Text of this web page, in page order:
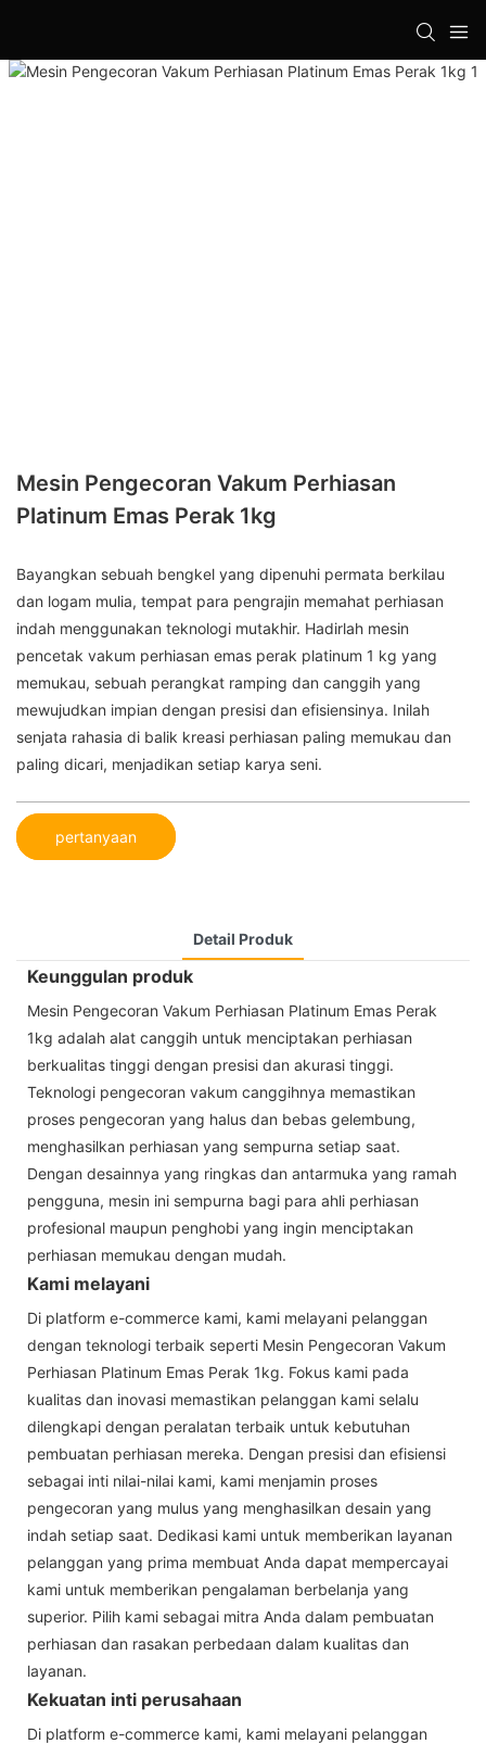
Mesin Pengecoran Vakum Perhiasan
Platinum Emas Perak 1kg
Bayangkan sebuah bengkel yang dipenuhi permata berkilau
dan logam mulia, tempat para pengrajin memahat perhiasan
indah menggunakan teknologi mutakhir. Hadirlah mesin
pencetak vakum perhiasan emas perak platinum 1 kg yang
memukau, sebuah perangkat ramping dan canggih yang
mewujudkan impian dengan presisi dan efisiensinya. Inilah
senjata rahasia di balik kreasi perhiasan paling memukau dan
paling dicari, menjadikan setiap karya seni.
pertanyaan
Detail Produk
Keunggulan produk
Mesin Pengecoran Vakum Perhiasan Platinum Emas Perak
1kg adalah alat canggih untuk menciptakan perhiasan
berkualitas tinggi dengan presisi dan akurasi tinggi.
Teknologi pengecoran vakum canggihnya memastikan
proses pengecoran yang halus dan bebas gelembung,
menghasilkan perhiasan yang sempurna setiap saat.
Dengan desainnya yang ringkas dan antarmuka yang ramah
pengguna, mesin ini sempurna bagi para ahli perhiasan
profesional maupun penghobi yang ingin menciptakan
perhiasan memukau dengan mudah.
Kami melayani
Di platform e-commerce kami, kami melayani pelanggan
dengan teknologi terbaik seperti Mesin Pengecoran Vakum
Perhiasan Platinum Emas Perak 1kg. Fokus kami pada
kualitas dan inovasi memastikan pelanggan kami selalu
dilengkapi dengan peralatan terbaik untuk kebutuhan
pembuatan perhiasan mereka. Dengan presisi dan efisiensi
sebagai inti nilai-nilai kami, kami menjamin proses
pengecoran yang mulus yang menghasilkan desain yang
indah setiap saat. Dedikasi kami untuk memberikan layanan
pelanggan yang prima membuat Anda dapat mempercayai
kami untuk memberikan pengalaman berbelanja yang
superior. Pilih kami sebagai mitra Anda dalam pembuatan
perhiasan dan rasakan perbedaan dalam kualitas dan
layanan.
Kekuatan inti perusahaan
Di platform e-commerce kami, kami melayani pelanggan